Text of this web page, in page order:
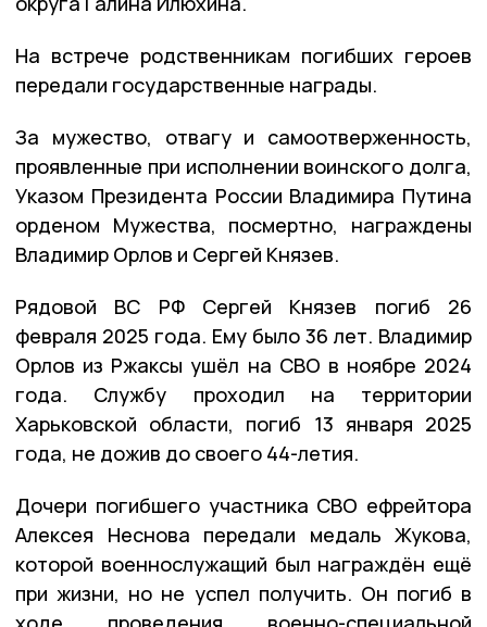
На встрече родственникам погибших героев
передали государственные награды.
За мужество, отвагу и самоотверженность,
проявленные при исполнении воинского долга,
Указом Президента России Владимира Путина
орденом Мужества, посмертно, награждены
Владимир Орлов и Сергей Князев.
Рядовой ВС РФ Сергей Князев погиб 26
февраля 2025 года. Ему было 36 лет. Владимир
Орлов из Ржаксы ушёл на СВО в ноябре 2024
года. Службу проходил на территории
Харьковской области, погиб 13 января 2025
года, не дожив до своего 44-летия.
Дочери погибшего участника СВО ефрейтора
Алексея Неснова передали медаль Жукова,
которой военнослужащий был награждён ещё
при жизни, но не успел получить. Он погиб в